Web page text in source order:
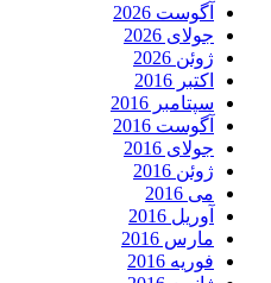
آگوست 2026
جولای 2026
ژوئن 2026
اکتبر 2016
سپتامبر 2016
آگوست 2016
جولای 2016
ژوئن 2016
می 2016
آوریل 2016
مارس 2016
فوریه 2016